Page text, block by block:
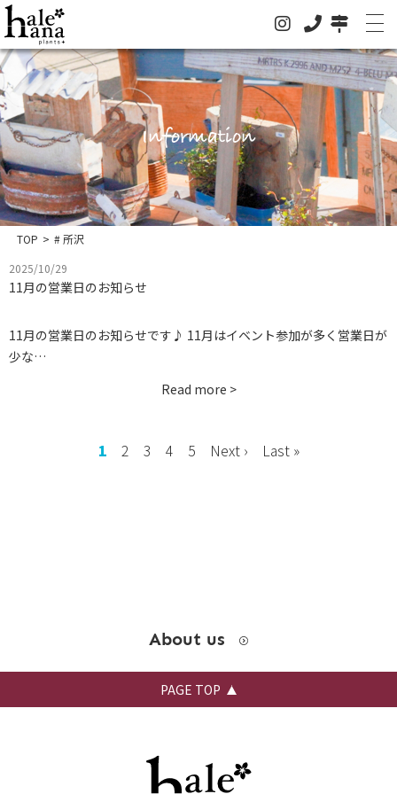
ホーム
オンラインストア
法人の方はこちらへ
ハレハナについて
Information
TOP > # 所沢
2025/10/29
11月の営業日のお知らせ
11月の営業日のお知らせです♪ 11月はイベント参加が多く営業日が
少な…
Read more >
1 2 3 4 5 Next › Last »
About us
PAGE TOP